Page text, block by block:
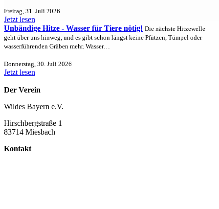
Freitag, 31. Juli 2026
Jetzt lesen
Unbändige Hitze - Wasser für Tiere nötig! Die nächste Hitzewelle
geht über uns hinweg, und es gibt schon längst keine Pfützen, Tümpel oder
wasserführenden Gräben mehr. Wasser…
Donnerstag, 30. Juli 2026
Jetzt lesen
Der Verein
Wildes Bayern e.V.
Hirschbergstraße 1
83714 Miesbach
Kontakt